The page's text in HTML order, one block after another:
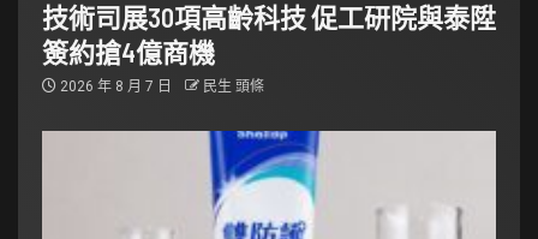
技術司展30項高齡科技 促工研院與泰陞
簽約搶4億商機
2026 年 8 月 7 日 民生 頭條